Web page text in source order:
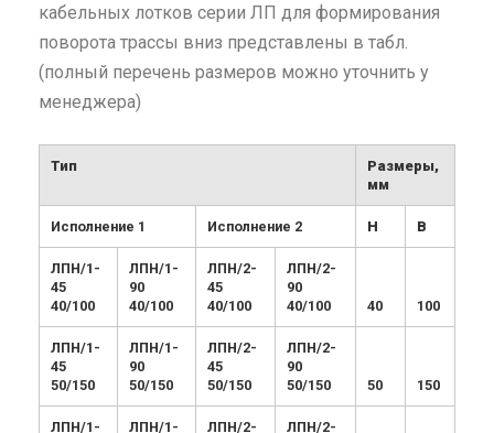
кабельных лотков серии ЛП для формирования
поворота трассы вниз представлены в табл.
(полный перечень размеров можно уточнить у
менеджера)
Тип
Размеры,
мм
Исполнение 1 Исполнение 2 H B
ЛПН/1-
45
40/100
ЛПН/1-
90
40/100
ЛПН/2-
45
40/100
ЛПН/2-
90
40/100
40 100
ЛПН/1-
45
50/150
ЛПН/1-
90
50/150
ЛПН/2-
45
50/150
ЛПН/2-
90
50/150
50 150
ЛПН/1- ЛПН/1- ЛПН/2- ЛПН/2-